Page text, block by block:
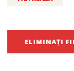
ELIMINAȚI